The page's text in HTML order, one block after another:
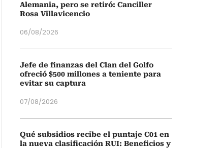
Alemania, pero se retiró: Canciller
Rosa Villavicencio
06/08/2026
Jefe de finanzas del Clan del Golfo
ofreció $500 millones a teniente para
evitar su captura
07/08/2026
Qué subsidios recibe el puntaje C01 en
la nueva clasificación RUI: Beneficios y